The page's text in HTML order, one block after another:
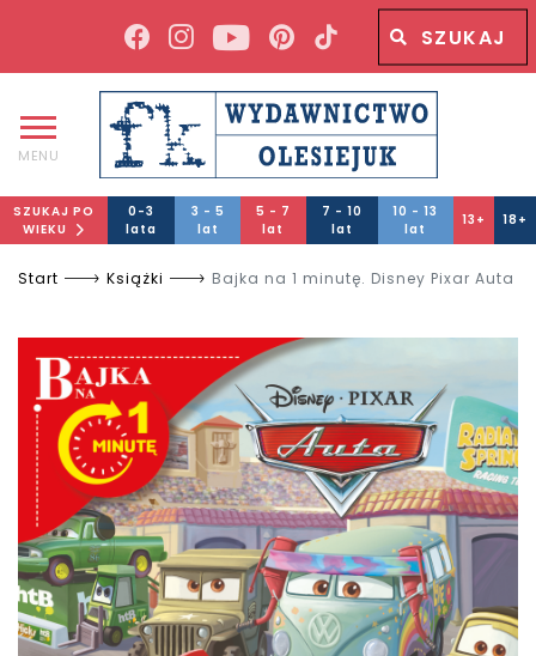
Wyszukiwana fraza
MENU
SZUKAJ PO
WIEKU
0-3
lata
3 - 5
lat
5 - 7
lat
7 - 10
lat
10 - 13
lat
13+ 18+
Start Książki Bajka na 1 minutę. Disney Pixar Auta